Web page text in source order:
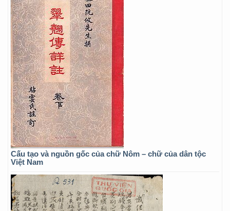
Cấu tạo và nguồn gốc của chữ Nôm – chữ của dân tộc
Việt Nam